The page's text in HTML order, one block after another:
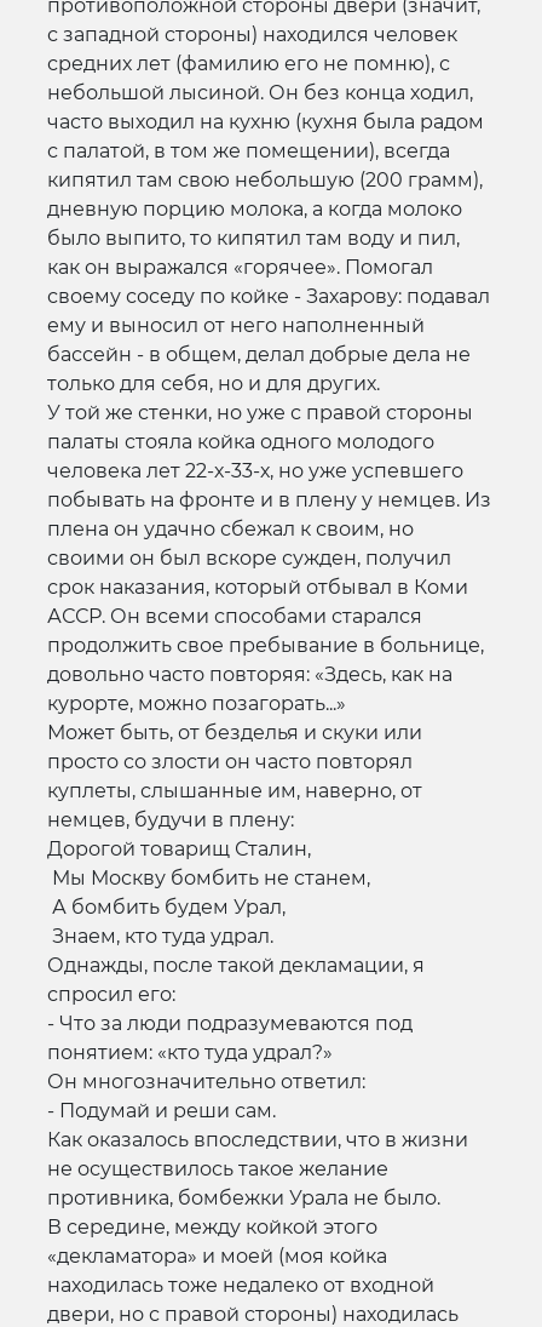
противоположной стороны двери (значит,
с западной стороны) находился человек
средних лет (фамилию его не помню), с
небольшой лысиной. Он без конца ходил,
часто выходил на кухню (кухня была радом
с палатой, в том же помещении), всегда
кипятил там свою небольшую (200 грамм),
дневную порцию молока, а когда молоко
было выпито, то кипятил там воду и пил,
как он выражался «горячее». Помогал
своему соседу по койке - Захарову: подавал
ему и выносил от него наполненный
бассейн - в общем, делал добрые дела не
только для себя, но и для других.
У той же стенки, но уже с правой стороны
палаты стояла койка одного молодого
человека лет 22-х-33-х, но уже успевшего
побывать на фронте и в плену у немцев. Из
плена он удачно сбежал к своим, но
своими он был вскоре сужден, получил
срок наказания, который отбывал в Коми
АССР. Он всеми способами старался
продолжить свое пребывание в больнице,
довольно часто повторяя: «Здесь, как на
курорте, можно позагорать...»
Может быть, от безделья и скуки или
просто со злости он часто повторял
куплеты, слышанные им, наверно, от
немцев, будучи в плену:
Дорогой товарищ Сталин,
Мы Москву бомбить не станем,
А бомбить будем Урал,
Знаем, кто туда удрал.
Однажды, после такой декламации, я
спросил его:
- Что за люди подразумеваются под
понятием: «кто туда удрал?»
Он многозначительно ответил:
- Подумай и реши сам.
Как оказалось впоследствии, что в жизни
не осуществилось такое желание
противника, бомбежки Урала не было.
В середине, между койкой этого
«декламатора» и моей (моя койка
находилась тоже недалеко от входной
двери, но с правой стороны) находилась